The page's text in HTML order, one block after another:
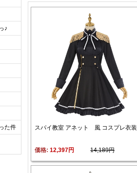
♪
た件 スパイ教室 アネット 風 コスプレ衣装
価格: 12,397円 14,189円